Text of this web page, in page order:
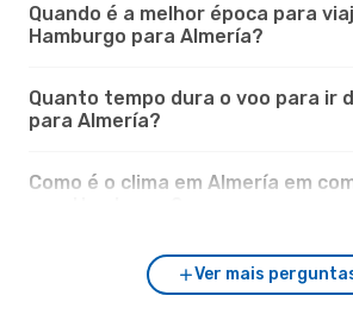
Quando é a melhor época para
Hamburgo para Almería?
Quanto tempo dura o voo para ir
para Almería?
Como é o clima em Almería em
Ver mais